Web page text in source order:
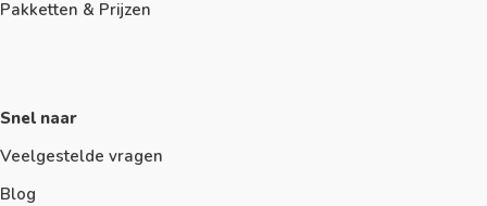
Pakketten & Prijzen
Snel naar
Veelgestelde vragen
Blog